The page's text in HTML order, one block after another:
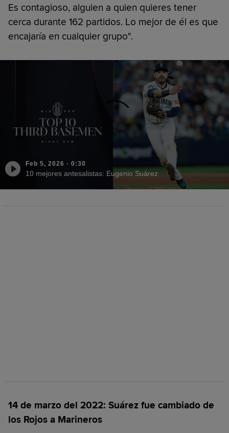
Es contagioso, alguien a quien quieres tener
cerca durante 162 partidos. Lo mejor de él es que
encajaría en cualquier grupo".
Feb 5, 2026 · 0:30
10 mejores antesalistas: Eugenio Suárez
14 de marzo del 2022: Suárez fue cambiado de
los Rojos a Marineros